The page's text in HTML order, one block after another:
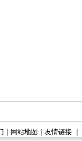
| 网站地图 | 友情链接 |